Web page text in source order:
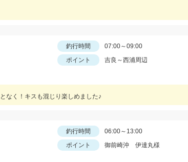
釣行時間
07:00～09:00
ポイント
吉良～西浦周辺
なく！キスも混じり楽しめました♪
釣行時間
06:00～13:00
ポイント
御前崎沖 伊達丸様